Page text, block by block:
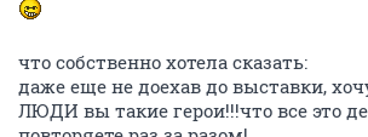
что собственно хотела сказать:
даже еще не доехав до выставки,
ЛЮДИ вы такие герои!!!что все это